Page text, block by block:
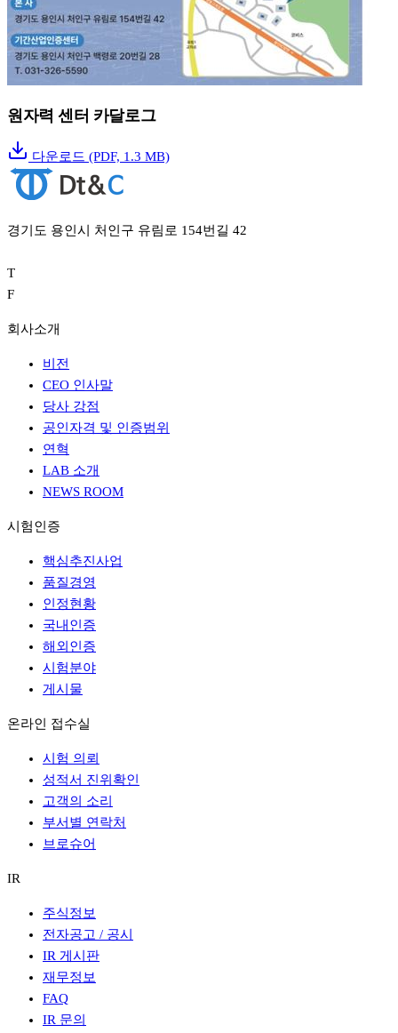
원자력 센터 카달로그
다운로드 (PDF, 1.3 MB)
경기도 용인시 처인구 유림로 154번길 42
T
F
회사소개
비전
CEO 인사말
당사 강점
공인자격 및 인증범위
연혁
LAB 소개
NEWS ROOM
시험인증
핵심추진사업
품질경영
인정현황
국내인증
해외인증
시험분야
게시물
온라인 접수실
시험 의뢰
성적서 진위확인
고객의 소리
부서별 연락처
브로슈어
IR
주식정보
전자공고 / 공시
IR 게시판
재무정보
FAQ
IR 문의